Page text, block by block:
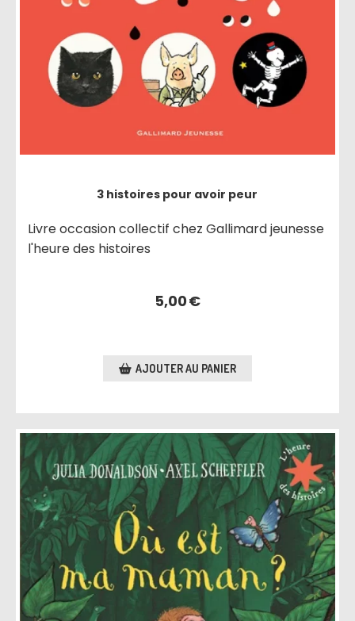
3 histoires pour avoir peur
Livre occasion collectif chez Gallimard jeunesse
l'heure des histoires
5,00€
AJOUTER AU PANIER